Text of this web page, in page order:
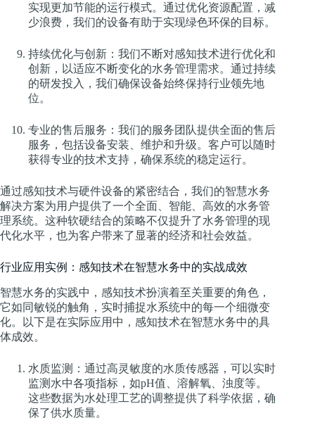
实现更加节能的运行模式。通过优化资源配置，减
少浪费，我们的设备有助于实现绿色环保的目标。
持续优化与创新：我们不断对感知技术进行优化和
创新，以适应不断变化的水务管理需求。通过持续
的研发投入，我们确保设备始终保持行业领先地
位。
专业的售后服务：我们的服务团队提供全面的售后
服务，包括设备安装、维护和升级。客户可以随时
获得专业的技术支持，确保系统的稳定运行。
通过感知技术与硬件设备的紧密结合，我们的智慧水务
解决方案为用户提供了一个全面、智能、高效的水务管
理系统。这种软硬结合的策略不仅提升了水务管理的现
代化水平，也为客户带来了显著的经济和社会效益。
行业应用实例：感知技术在智慧水务中的实战成效
智慧水务的实践中，感知技术扮演着至关重要的角色，
它如同敏锐的触角，实时捕捉水系统中的每一个细微变
化。以下是在实际应用中，感知技术在智慧水务中的具
体成效。
水质监测：通过高灵敏度的水质传感器，可以实时
监测水中各项指标，如pH值、溶解氧、浊度等。
这些数据为水处理工艺的调整提供了科学依据，确
保了供水质量。